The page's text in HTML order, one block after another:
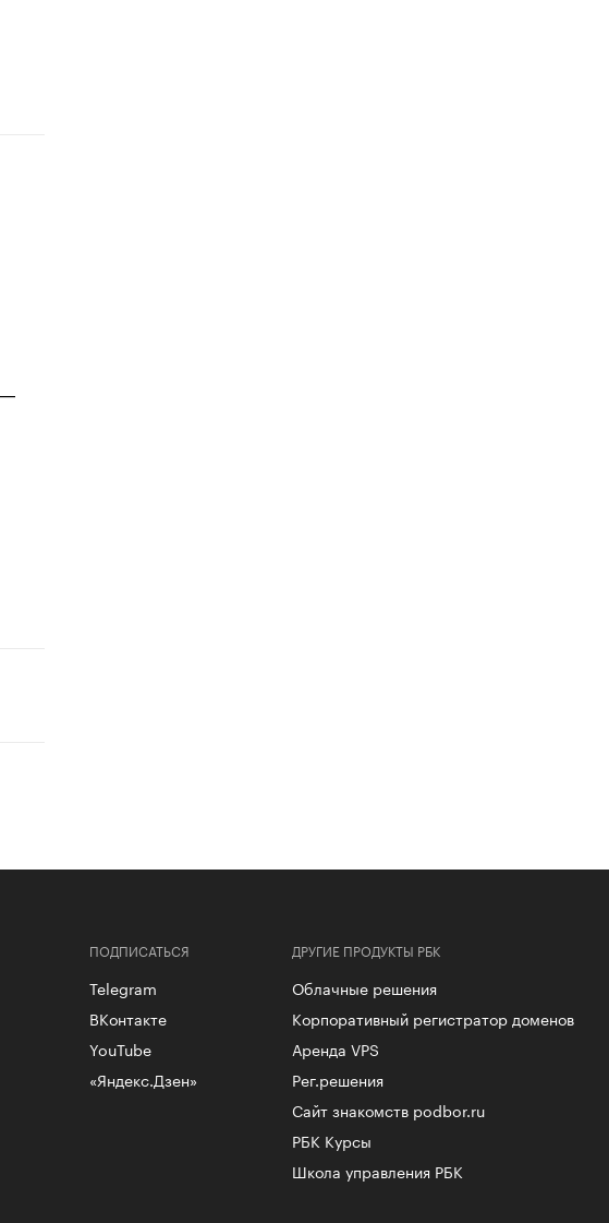
ДРУГИЕ ПРОДУКТЫ РБК
Облачные решения
Корпоративный регистратор доменов
Аренда VPS
Рег.решения
Сайт знакомств podbor.ru
РБК Курсы
Школа управления РБК
ПОДПИСАТЬСЯ
Telegram
ВКонтакте
YouTube
«Яндекс.Дзен»